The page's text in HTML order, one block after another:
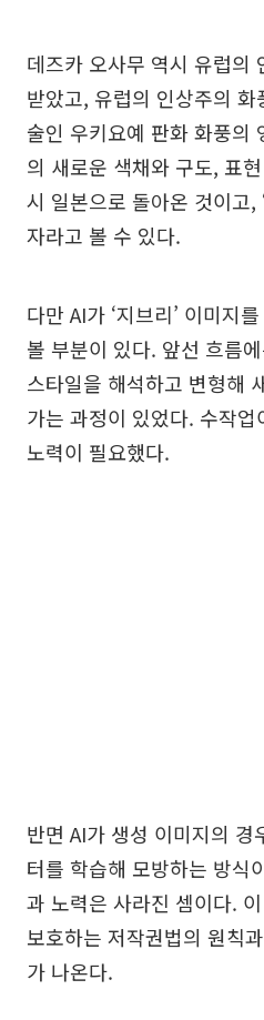
데즈카 오사무 역시 유럽의
받았고, 유럽의 인상주의
술인 우키요예 판화 화풍의
의 새로운 색채와 구도, 표
시 일본으로 돌아온 것이고,
자라고 볼 수 있다.
다만 AI가 ‘지브리’ 이미지
볼 부분이 있다. 앞선 흐름
스타일을 해석하고 변형해
가는 과정이 있었다. 수작
노력이 필요했다.
반면 AI가 생성 이미지의 경
터를 학습해 모방하는 방식
과 노력은 사라진 셈이다.
보호하는 저작권법의 원칙
가 나온다.